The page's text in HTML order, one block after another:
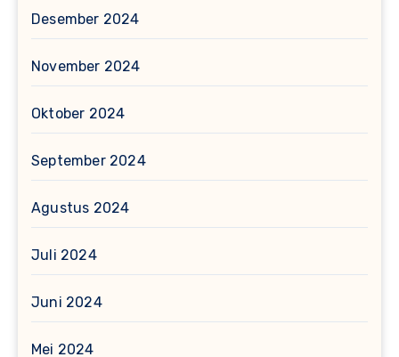
Desember 2024
November 2024
Oktober 2024
September 2024
Agustus 2024
Juli 2024
Juni 2024
Mei 2024